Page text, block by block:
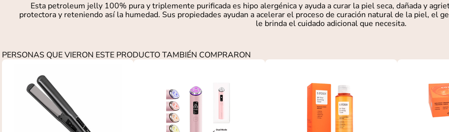
Esta petroleum jelly 100% pura y triplemente purificada es hipo alergénica y ayuda a curar la piel seca, dañada y
protectora y reteniendo así la humedad. Sus propiedades ayudan a acelerar el proceso de curación natural de la piel, el
le brinda el cuidado adicional que necesita.
PERSONAS QUE VIERON ESTE PRODUCTO TAMBIÉN COMPRARON